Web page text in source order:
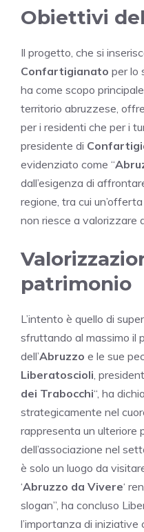
Obiettivi
Il progetto, che si
Confartigianato per lo
ha come scopo
territorio abruzzese,
per i residenti che per i
presidente di
evidenziato come “
dall’esigenza di
regione, tra cui
non riesce a valorizzare
patrimonio
L’intento è quello di
sfruttando al massimo il
dell’Abruzzo e le sue
Liberatoscioli,
dei Trabocchi“, ha
strategicamente nel
rappresenta un ulteriore
dell’associazione nel
è solo un luogo da
‘Abruzzo da Vivere‘
slogan”, ha concluso
l’importanza di iniziative